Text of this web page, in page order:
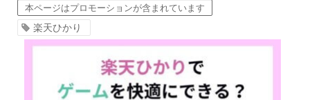
本ページはプロモーションが含まれています
楽天ひかり